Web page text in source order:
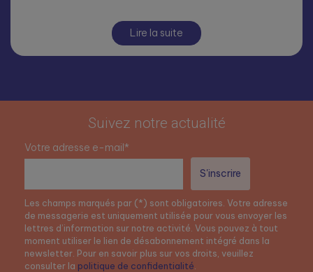
Lire la suite
Suivez notre actualité
Votre adresse e-mail*
Les champs marqués par (*) sont obligatoires. Votre adresse
de messagerie est uniquement utilisée pour vous envoyer les
lettres d’information sur notre activité. Vous pouvez à tout
moment utiliser le lien de désabonnement intégré dans la
newsletter. Pour en savoir plus sur vos droits, veuillez
consulter la politique de confidentialité